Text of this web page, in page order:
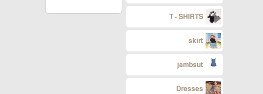
T - SHIRTS
skirt
jambsut
Dresses